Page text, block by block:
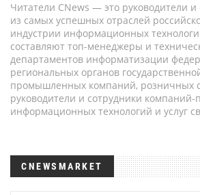
Читатели CNews — это руководители и
из самых успешных отраслей
индустрии информационных
составляют топ-менеджеры и
департаментов информатизации
региональных органов
промышленных компаний, розничных
руководители и сотрудники компаний-
информационных технологий и услуг
CNEWSMARKET